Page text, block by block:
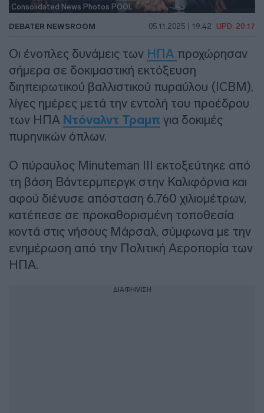
Consolidated News Photos POOL
DEBATER NEWSROOM 05.11.2025 | 19:42 UPD: 20:17
Οι ένοπλες δυνάμεις των ΗΠΑ προχώρησαν
σήμερα σε δοκιμαστική εκτόξευση
διηπειρωτικού βαλλιστικού πυραύλου (ICBM),
λίγες ημέρες μετά την εντολή του προέδρου
των ΗΠΑ Ντόναλντ Τραμπ για δοκιμές
πυρηνικών όπλων.
Ο πύραυλος Minuteman III εκτοξεύτηκε από
τη βάση Βάντερμπεργκ στην Καλιφόρνια και
αφού διένυσε απόσταση 6.760 χιλιομέτρων,
κατέπεσε σε προκαθορισμένη τοποθεσία
κοντά στις νήσους Μάρσαλ, σύμφωνα με την
ενημέρωση από την Πολιτική Αεροπορία των
ΗΠΑ.
ΔΙΑΦΗΜΙΣΗ